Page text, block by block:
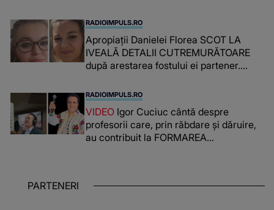
RADIOIMPULS.RO
Apropiații Danielei Florea SCOT LA
IVEALĂ DETALII CUTREMURĂTOARE
după arestarea fostului ei partener.
românca ucisă în Italia și ascunsă în
lada unui pat: " Îmi pare rău că nu am
reușit să fac mai mult pentru ea și..."
RADIOIMPULS.RO
VIDEO Igor Cuciuc cântă despre
profesorii care, prin răbdare și dăruire,
au contribuit la FORMAREA
chiar și după trecerea anilor: "De
PARTENERI